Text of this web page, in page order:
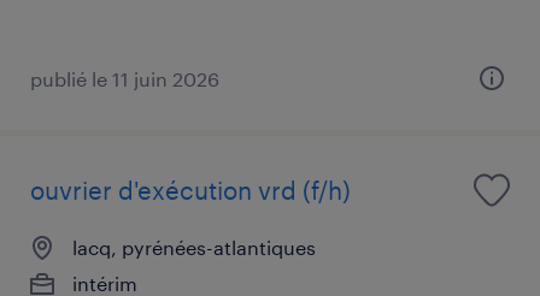
publié le 11 juin 2026
ouvrier d'exécution vrd (f/h)
lacq, pyrénées-atlantiques
intérim